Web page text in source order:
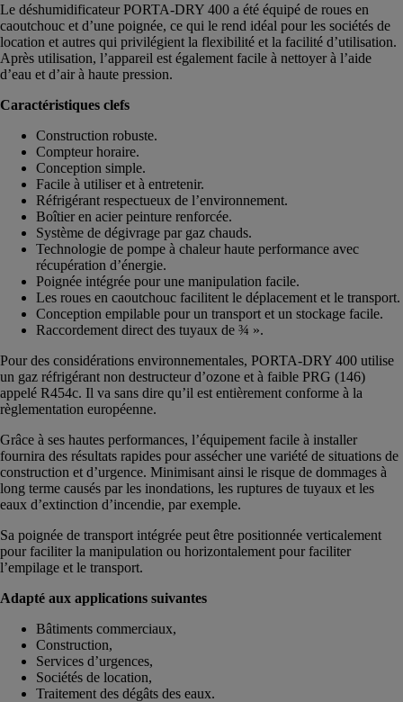
Le déshumidificateur PORTA-DRY 400 a été équipé de roues en
caoutchouc et d’une poignée, ce qui le rend idéal pour les sociétés de
location et autres qui privilégient la flexibilité et la facilité d’utilisation.
Après utilisation, l’appareil est également facile à nettoyer à l’aide
d’eau et d’air à haute pression.
Caractéristiques clefs
Construction robuste.
Compteur horaire.
Conception simple.
Facile à utiliser et à entretenir.
Réfrigérant respectueux de l’environnement.
Boîtier en acier peinture renforcée.
Système de dégivrage par gaz chauds.
Technologie de pompe à chaleur haute performance avec
récupération d’énergie.
Poignée intégrée pour une manipulation facile.
Les roues en caoutchouc facilitent le déplacement et le transport.
Conception empilable pour un transport et un stockage facile.
Raccordement direct des tuyaux de ¾ ».
Pour des considérations environnementales, PORTA-DRY 400 utilise
un gaz réfrigérant non destructeur d’ozone et à faible PRG (146)
appelé R454c. Il va sans dire qu’il est entièrement conforme à la
règlementation européenne.
Grâce à ses hautes performances, l’équipement facile à installer
fournira des résultats rapides pour assécher une variété de situations de
construction et d’urgence. Minimisant ainsi le risque de dommages à
long terme causés par les inondations, les ruptures de tuyaux et les
eaux d’extinction d’incendie, par exemple.
Sa poignée de transport intégrée peut être positionnée verticalement
pour faciliter la manipulation ou horizontalement pour faciliter
l’empilage et le transport.
Adapté aux applications suivantes
Bâtiments commerciaux,
Construction,
Services d’urgences,
Sociétés de location,
Traitement des dégâts des eaux.